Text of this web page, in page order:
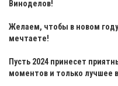
Виноделов!
Желаем, чтобы в новом
мечтаете!
Пусть 2024 принесет
моментов и только лучшее